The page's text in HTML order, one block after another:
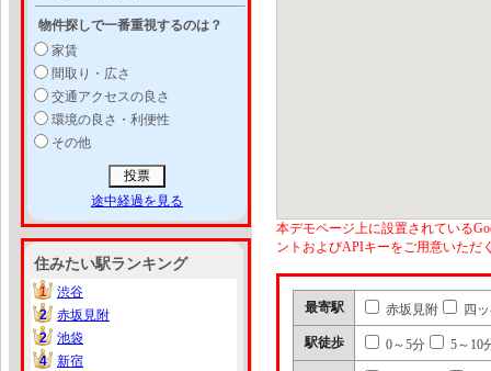
物件探しで一番重視するのは？
家賃
間取り・広さ
交通アクセスの良さ
環境の良さ・利便性
その他
途中経過を見る
住みたい駅ランキング
1
1
渋谷
2
2
赤坂見附
2
2
池袋
4
4
新宿
本デモページ上に設置されている
ントおよびAPIキーをご用意いただ
最寄駅 赤坂見附 四
駅徒歩 0～5分 5～10